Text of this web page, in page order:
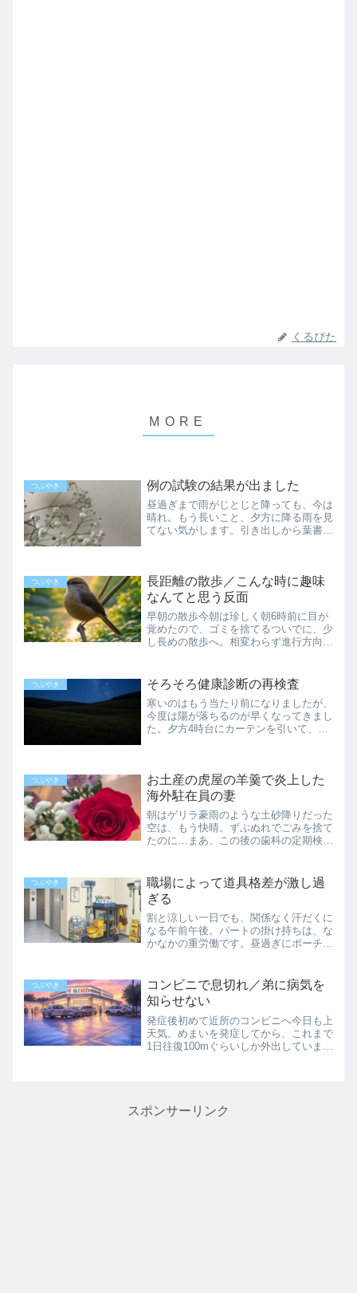
くるぴた
つぶやき 例の試験の結果が出ました
昼過ぎまで雨がじとじと降っても、今は
晴れ。もう長いこと、夕方に降る雨を見
てない気がします。引き出しから葉書を
乙種第4類…略して乙四の...
つぶやき
長距離の散歩／こんな時に趣味
なんてと思う反面
早朝の散歩今朝は珍しく朝6時前に目が
覚めたので、ゴミを捨てるついでに、少
し長めの散歩へ。相変わらず進行方向が
て歩きやすいです。小さな公園の桜の見
頃は終わってしまった様子...
つぶやき そろそろ健康診断の再検査
寒いのはもう当たり前になりましたが、
今度は陽が落ちるのが早くなってきまし
た。夕方4時台にカーテンを引いて、部
の移り変わりを肌で感じま...
つぶやき
お土産の虎屋の羊羹で炎上した
海外駐在員の妻
朝はゲリラ豪雨のような土砂降りだった
空は、もう快晴。ずぶぬれでごみを捨て
たのに…まあ、この後の歯科の定期検診
が、現時点で治療が必要な箇所はないは
ず。気楽に行ってきます。...
つぶやき
職場によって道具格差が激し過
ぎる
割と涼しい一日でも、関係なく汗だくに
なる午前午後。パートの掛け持ちは、な
かなかの重労働です。昼過ぎにポーチを
は枯葉や何かの種が湿って、地面に張り
付いており「自然にしてやら...
つぶやき
コンビニで息切れ／弟に病気を
知らせない
発症後初めて近所のコンビニへ今日も上
天気。めまいを発症してから、これまで
1日往復100mぐらいしか外出していませ
スポンサーリンク